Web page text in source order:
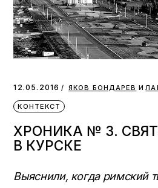
12.05.2016 ЯКОВ БОНДАРЕВ и
КОНТЕКСТ
ХРОНИКА № 3.
В КУРСКЕ
Выяснили, когда римский